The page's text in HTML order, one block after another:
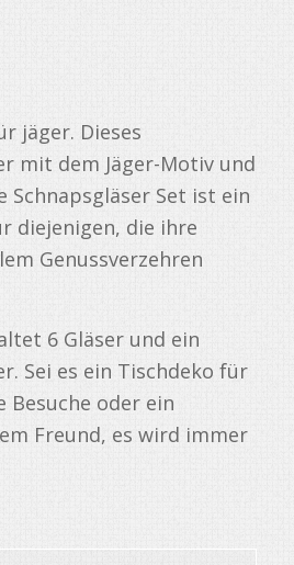
jäger. Dieses
mit dem Jäger-Motiv und
Schnapsgläser Set ist ein
diejenigen, die ihre
Genussverzehren
6 Gläser und ein
Sei es ein Tischdeko für
oder ein
Freund, es wird immer